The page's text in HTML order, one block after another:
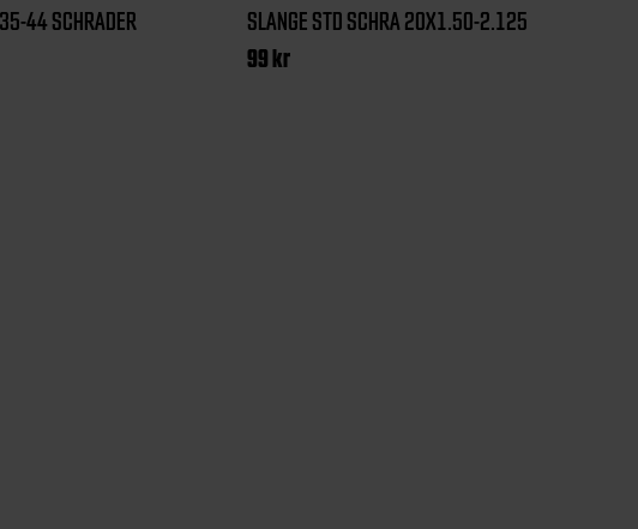
44 SCHRADER
SLANGE STD SCHRA 20X1.50-2.125
99kr